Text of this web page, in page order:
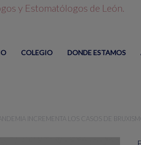
COLEGIO DONDE ESTAMOS
INCREMENTA LOS CASOS DE